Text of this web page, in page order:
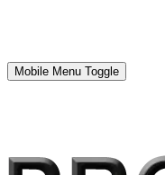
Mobile Menu Toggle